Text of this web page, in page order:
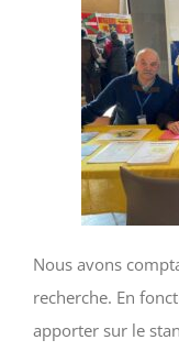
Nous avons
recherche. En
apporter sur le